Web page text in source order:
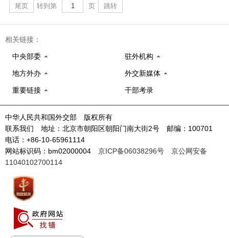
尾页
转到第 页 跳转
相关链接：
中央部委 驻外机构
地方外办 外交新媒体
重要链接 干部考录
中华人民共和国外交部 版权所有
联系我们 地址：北京市朝阳区朝阳门南大街2号 邮编：100701
电话：+86-10-65961114
网站标识码：bm02000004 京ICP备06038296号
京公网安备
11040102700114